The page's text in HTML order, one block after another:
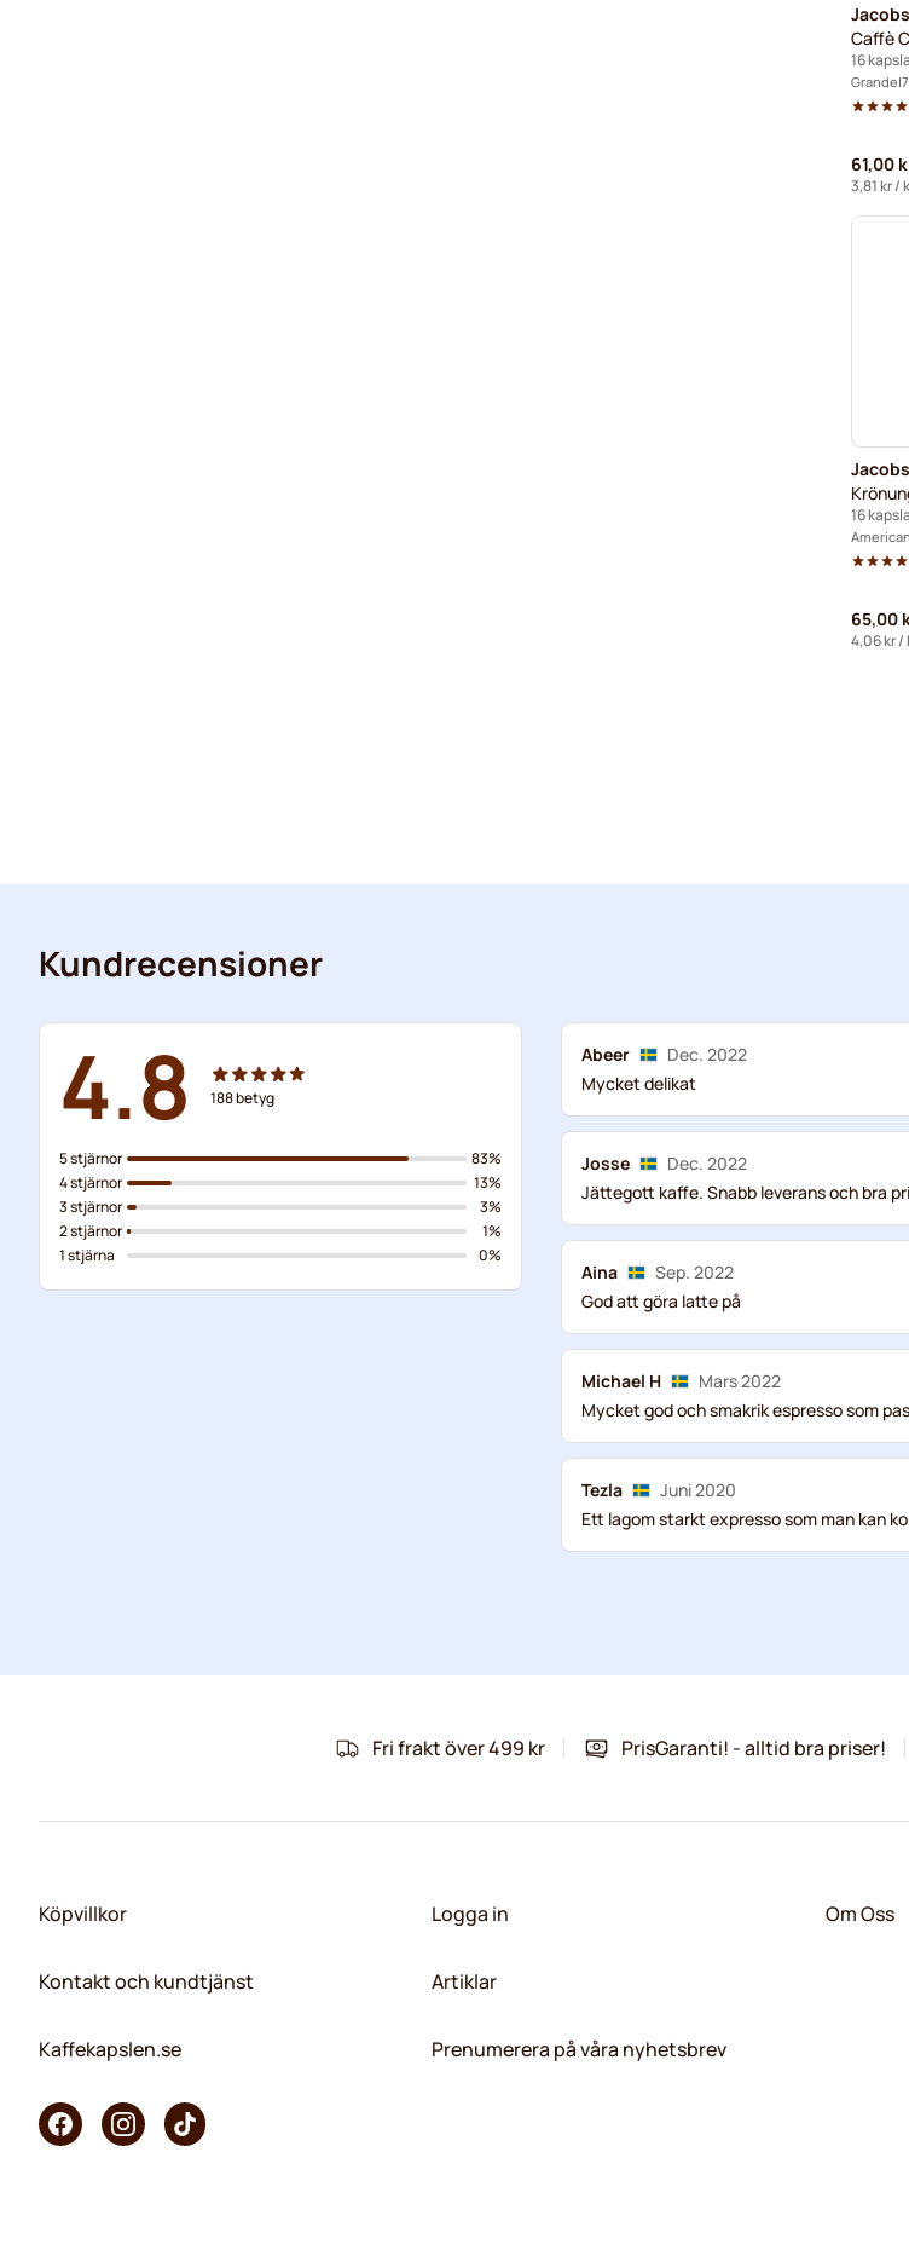
Jacobs
Caffè
16
Grande
61,00
3,81 kr/
Jacobs
16
65,00
4,06 kr/
Kundrecensioner
4.8 188betyg
5 stjärnor
4 stjärnor
3 stjärnor
2 stjärnor
1 stjärna
83%
13%
3%
1%
0%
Abeer
Dec. 2022
Mycket delikat
Josse
Dec. 2022
Jättegott kaffe. Snabb leverans och bra
Aina
Sep. 2022
God att göra latte på
Michael H
Mars 2022
Mycket god och smakrik espresso som
Tezla
Juni 2020
Ett lagom starkt expresso som man kan
Fri frakt över 499 kr PrisGaranti! - alltid bra priser!
Köpvillkor
Kontakt och kundtjänst
Kaffekapslen.se
Logga in
Artiklar
Prenumerera på våra nyhetsbrev
Om Oss